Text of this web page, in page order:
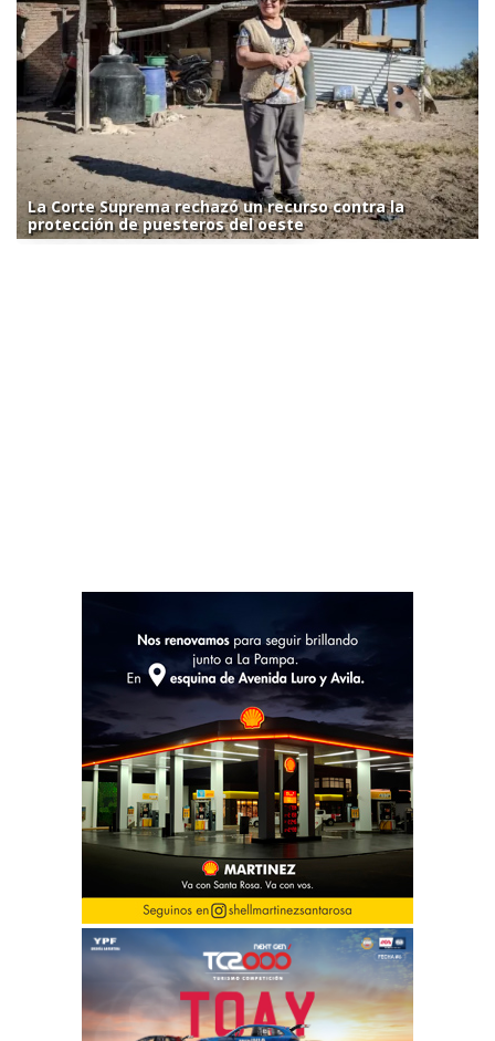
La Corte Suprema rechazó un recurso contra la
protección de puesteros del oeste